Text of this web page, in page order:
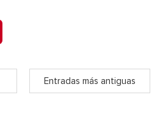
Entradas más antiguas